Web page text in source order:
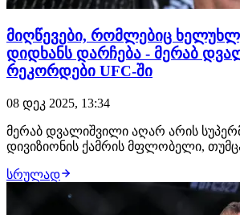
მიღწევები, რომლებიც
დიდხანს დარჩება - მერაბ
რეკორდები UFC-ში
08 დეკ 2025, 13:34
მერაბ დვალიშვილი აღარ არის
დივიზიონის ქამრის მფლობელი,
და უშუალოდ ჩემპიონობის დროს,
დიდხანს დარჩება. ყველაზე მეტი
კგ-ში, უკონკურენტოდ ქართველი ექს-
სრულად